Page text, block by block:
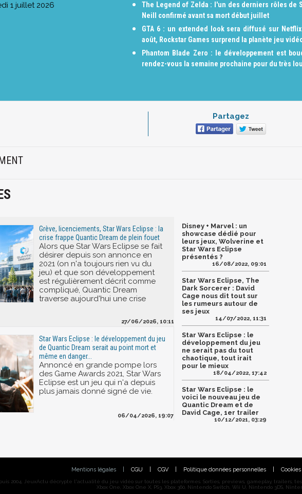
1 juillet 2026
The Legend of Zelda : l'un des derniers rôles de
Neill confirmé avant sa mort début juillet
GTA 6 : un extended look sera diffusé sur
août, Rockstar Games surprend la planète jeu
Phantom Blade Zero : le développement est
rendez-vous la semaine prochaine pour du très
Partagez
Grève, licenciements, Star Wars Eclipse : la
crise frappe Quantic Dream de plein fouet
Alors que Star Wars Eclipse se fait
désirer depuis son annonce en
2021 (on n'a toujours rien vu du
jeu) et que son développement
est régulièrement décrit comme
compliqué, Quantic Dream
traverse aujourd'hui une crise
27/06/2026, 10:11
Star Wars Eclipse : le développement du jeu
de Quantic Dream serait au point mort et
même en danger...
Annoncé en grande pompe lors
des Game Awards 2021, Star Wars
Eclipse est un jeu qui n'a depuis
plus jamais donné signé de vie.
06/04/2026, 19:07
Disney + Marvel : un
showcase dédié pour
leurs jeux, Wolverine et
Star Wars Eclipse
présentés ?
16/08/2022, 09:01
Star Wars Eclipse, The
Dark Sorcerer : David
Cage nous dit tout sur
les rumeurs autour de
ses jeux
14/07/2022, 11:31
Star Wars Eclipse : le
développement du jeu
ne serait pas du tout
chaotique, tout irait
pour le mieux
18/04/2022, 17:42
Star Wars Eclipse : le
voici le nouveau jeu de
Quantic Dream et de
David Cage, 1er trailer
10/12/2021, 03:29
Mentions légales CGU CGV Politique données personnelles Cookies
2004, JeuxActu décrypte l'actualité du jeu vidéo sur toutes les plateformes. Sorties, previews, gameplay, trailers,
Xbox One, Xbox One X, PS3, Xbox 360, Nintendo Switch, Wii U, Nintendo 3DS,